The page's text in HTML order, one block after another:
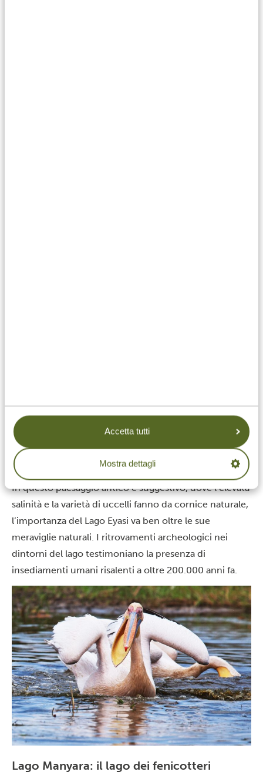
Accetta tutti
Mostra dettagli
Fenicotteri rosa, pellicani, cicogne e anatre sostano
lungo le rive fangose, mentre rapaci come le aquile
pescatrici sorvolano l’area. Nelle pianure erbose che
circondano il lago vivono diverse specie di mammiferi,
tra cui zebre, antilopi e babbuini.
In questo paesaggio antico e suggestivo, dove l’elevata
salinità e la varietà di uccelli fanno da cornice naturale,
l’importanza del Lago Eyasi va ben oltre le sue
meraviglie naturali. I ritrovamenti archeologici nei
dintorni del lago testimoniano la presenza di
insediamenti umani risalenti a oltre 200.000 anni fa.
Lago Manyara: il lago dei fenicotteri